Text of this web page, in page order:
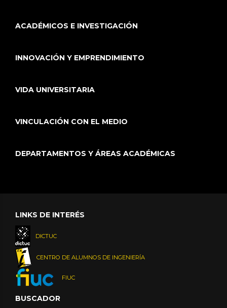
ACADÉMICOS E INVESTIGACIÓN
INNOVACIÓN Y EMPRENDIMIENTO
VIDA UNIVERSITARIA
VINCULACIÓN CON EL MEDIO
DEPARTAMENTOS Y ÁREAS ACADÉMICAS
LINKS DE INTERÉS
DICTUC
CENTRO DE ALUMNOS DE INGENIERÍA
FIUC
BUSCADOR